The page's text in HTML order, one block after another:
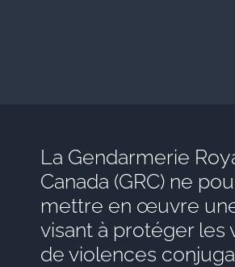
La Gendarmerie
Canada (GRC) ne
mettre en œuvre
visant à protéger les
de violences